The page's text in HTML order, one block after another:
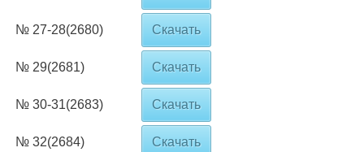
№ 27-28(2680) Скачать
№ 29(2681) Скачать
№ 30-31(2683) Скачать
№ 32(2684) Скачать